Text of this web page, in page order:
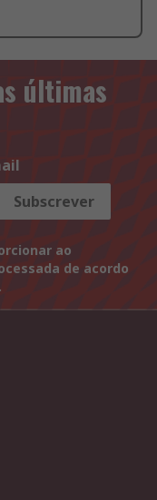
últimas
Subscrever
ao
de acordo
.